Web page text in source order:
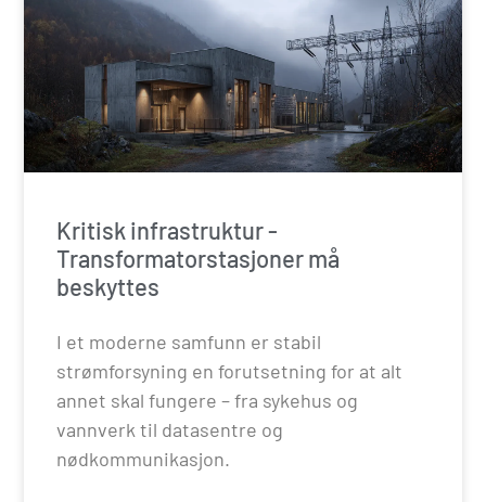
Kritisk infrastruktur -
Transformatorstasjoner må
beskyttes
I et moderne samfunn er stabil
strømforsyning en forutsetning for at alt
annet skal fungere – fra sykehus og
vannverk til datasentre og
nødkommunikasjon.